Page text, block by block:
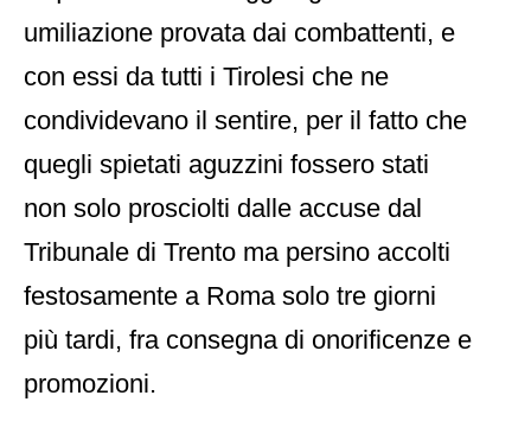
umiliazione provata dai combattenti, e
con essi da tutti i Tirolesi che ne
condividevano il sentire, per il fatto che
quegli spietati aguzzini fossero stati
non solo prosciolti dalle accuse dal
Tribunale di Trento ma persino accolti
festosamente a Roma solo tre giorni
più tardi, fra consegna di onorificenze e
promozioni.